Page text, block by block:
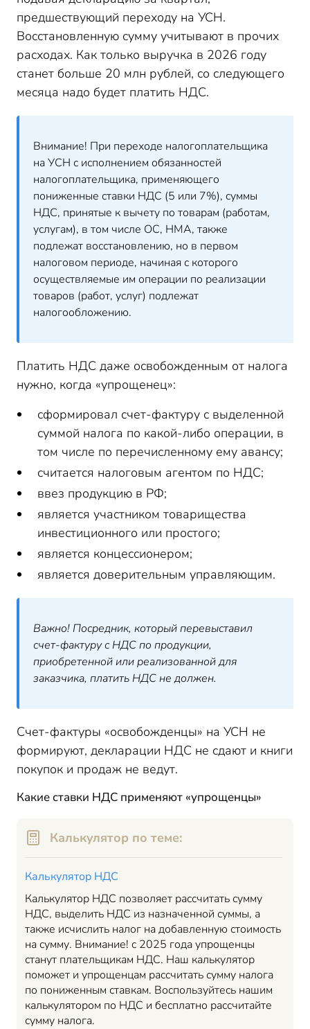
предшествующий переходу на УСН.
Восстановленную сумму учитывают в прочих
расходах. Как только выручка в 2026 году
станет больше 20 млн рублей, со следующего
месяца надо будет платить НДС.
Внимание! При переходе налогоплательщика
на УСН с исполнением обязанностей
налогоплательщика, применяющего
пониженные ставки НДС (5 или 7%), суммы
НДС, принятые к вычету по товарам (работам,
услугам), в том числе ОС, НМА, также
подлежат восстановлению, но в первом
налоговом периоде, начиная с которого
осуществляемые им операции по реализации
товаров (работ, услуг) подлежат
налогообложению.
Платить НДС даже освобожденным от налога
нужно, когда «упрощенец»:
сформировал счет-фактуру с выделенной
суммой налога по какой-либо операции, в
том числе по перечисленному ему авансу;
считается налоговым агентом по НДС;
ввез продукцию в РФ;
является участником товарищества
инвестиционного или простого;
является концессионером;
является доверительным управляющим.
Важно! Посредник, который перевыставил
счет-фактуру с НДС по продукции,
приобретенной или реализованной для
заказчика, платить НДС не должен.
Счет-фактуры «освобожденцы» на УСН не
формируют, декларации НДС не сдают и книги
покупок и продаж не ведут.
Какие ставки НДС применяют «упрощенцы»
Калькулятор по теме:
Калькулятор НДС
Калькулятор НДС позволяет рассчитать сумму
НДС, выделить НДС из назначенной суммы, а
также исчислить налог на добавленную стоимость
на сумму. Внимание! с 2025 года упрощенцы
станут плательщикам НДС. Наш калькулятор
поможет и упрощенцам рассчитать сумму налога
по пониженным ставкам. Воспользуйтесь нашим
калькулятором по НДС и бесплатно рассчитайте
сумму налога.